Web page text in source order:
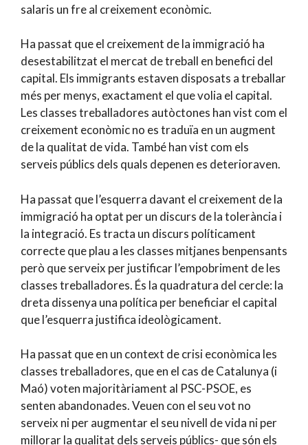
salaris un fre al creixement econòmic.
Ha passat que el creixement de la immigració ha
desestabilitzat el mercat de treball en benefici del
capital. Els immigrants estaven disposats a treballar
més per menys, exactament el que volia el capital.
Les classes treballadores autòctones han vist com el
creixement econòmic no es traduïa en un augment
de la qualitat de vida. També han vist com els
serveis públics dels quals depenen es deterioraven.
Ha passat que l’esquerra davant el creixement de la
immigració ha optat per un discurs de la tolerància i
la integració. Es tracta un discurs políticament
correcte que plau a les classes mitjanes benpensants
però que serveix per justificar l’empobriment de les
classes treballadores. És la quadratura del cercle: la
dreta dissenya una política per beneficiar el capital
que l’esquerra justifica ideològicament.
Ha passat que en un context de crisi econòmica les
classes treballadores, que en el cas de Catalunya (i
Maó) voten majoritàriament al PSC-PSOE, es
senten abandonades. Veuen con el seu vot no
serveix ni per augmentar el seu nivell de vida ni per
millorar la qualitat dels serveis públics- que són els